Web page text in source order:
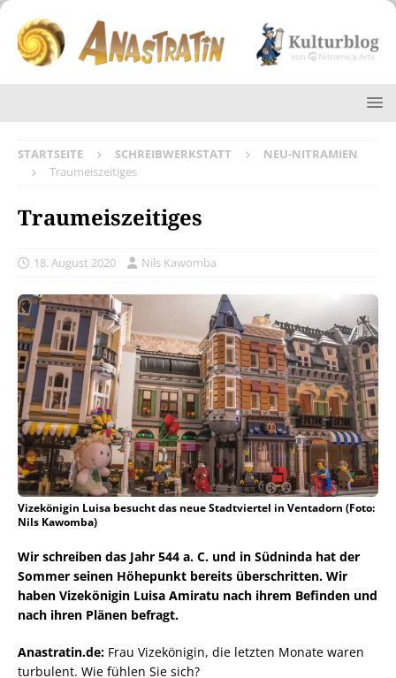
STARTSEITE SCHREIBWERKSTATT
NEU-NITRAMIEN
Traumeiszeitiges
Traumeiszeitiges
18. August 2020 Nils Kawomba
Vizekönigin Luisa besucht das neue Stadtviertel in Ventadorn (Foto:
Nils Kawomba)
Wir schreiben das Jahr 544 a. C. und in Südninda hat der
Sommer seinen Höhepunkt bereits überschritten. Wir
haben Vizekönigin Luisa Amiratu nach ihrem Befinden und
nach ihren Plänen befragt.
Anastratin.de: Frau Vizekönigin, die letzten Monate waren
turbulent. Wie fühlen Sie sich?